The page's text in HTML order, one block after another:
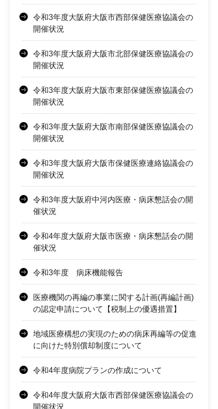
令和3年度大阪府大阪市西部保健医療協議会の
開催状況
令和3年度大阪府大阪市北部保健医療協議会の
開催状況
令和3年度大阪府大阪市東部保健医療協議会の
開催状況
令和3年度大阪府大阪市南部保健医療協議会の
開催状況
令和3年度大阪府大阪市保健医療連絡協議会の
開催状況
令和3年度大阪府中河内医療・病床懇話会の開
催状況
令和4年度大阪府大阪市医療・病床懇話会の開
催状況
令和3年度 病床機能報告
医療機関の再編の事業に関する計画(再編計画)
の認定申請について【税制上の優遇措置】
地域医療構想の実現のための病床再編等の促進
に向けた特別償却制度について
令和4年度病院プランの作成について
令和4年度大阪府大阪市西部保健医療協議会の
開催状況